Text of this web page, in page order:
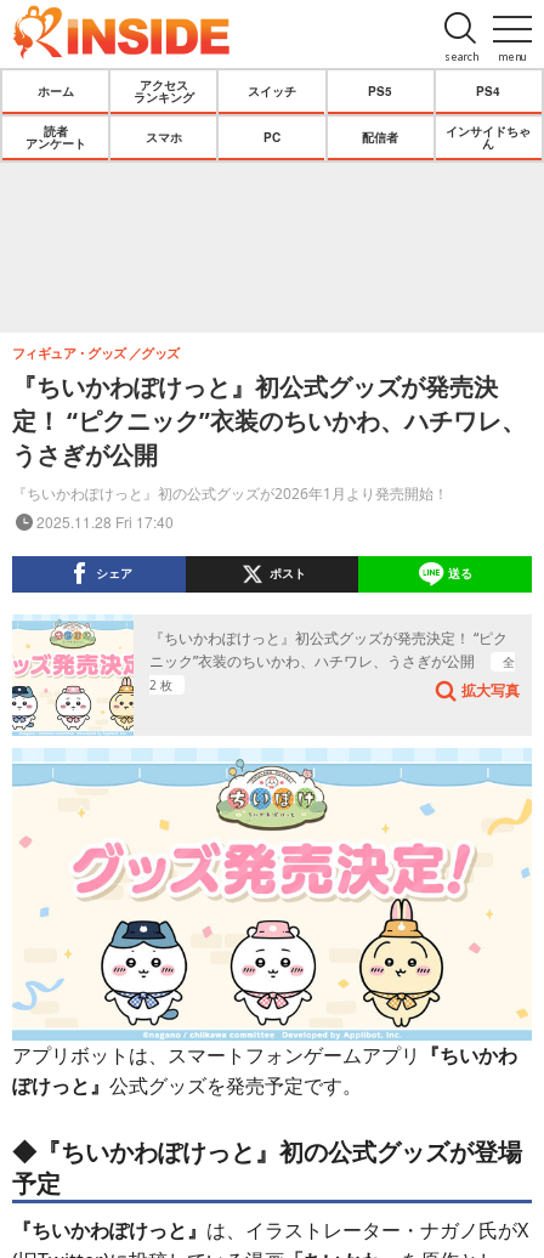
menu
search
ホーム
アクセス
ランキング
スイッチ PS5 PS4
読者
アンケート
スマホ PC 配信者
インサイドちゃ
ん
『ちいかわぽけっと』初公式グッズが発売決
定！ “ピクニック”衣装のちいかわ、ハチワレ、
うさぎが公開
『ちいかわぽけっと』初の公式グッズが2026年1月より発売開始！
フィギュア・グッズ グッズ
2025.11.28 Fri 17:40
シェア ポスト 送る
『ちいかわぽけっと』初公式グッズが発売決定！ “ピク
ニック”衣装のちいかわ、ハチワレ、うさぎが公開
全
2 枚
拡大写真
アプリボットは、スマートフォンゲームアプリ 『ちいかわ
ぽけっと』 公式グッズを発売予定です。
◆『ちいかわぽけっと』初の公式グッズが登場
予定
『ちいかわぽけっと』 は、イラストレーター・ナガノ氏がX